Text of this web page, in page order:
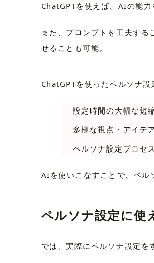
ChatGPTを使えば、AIの能
また、プロンプトを工夫す
せることも可能。
ChatGPTを使ったペルソナ
設定時間の大幅な短
多様な視点・アイデ
ペルソナ設定プロセ
AIを使いこなすことで、ペル
ペルソナ設定に使
では、実際にペルソナ設定を